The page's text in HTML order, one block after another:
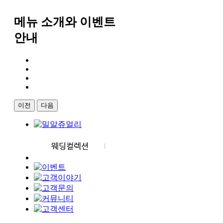
메뉴 소개와 이벤트
안내
이전 다음